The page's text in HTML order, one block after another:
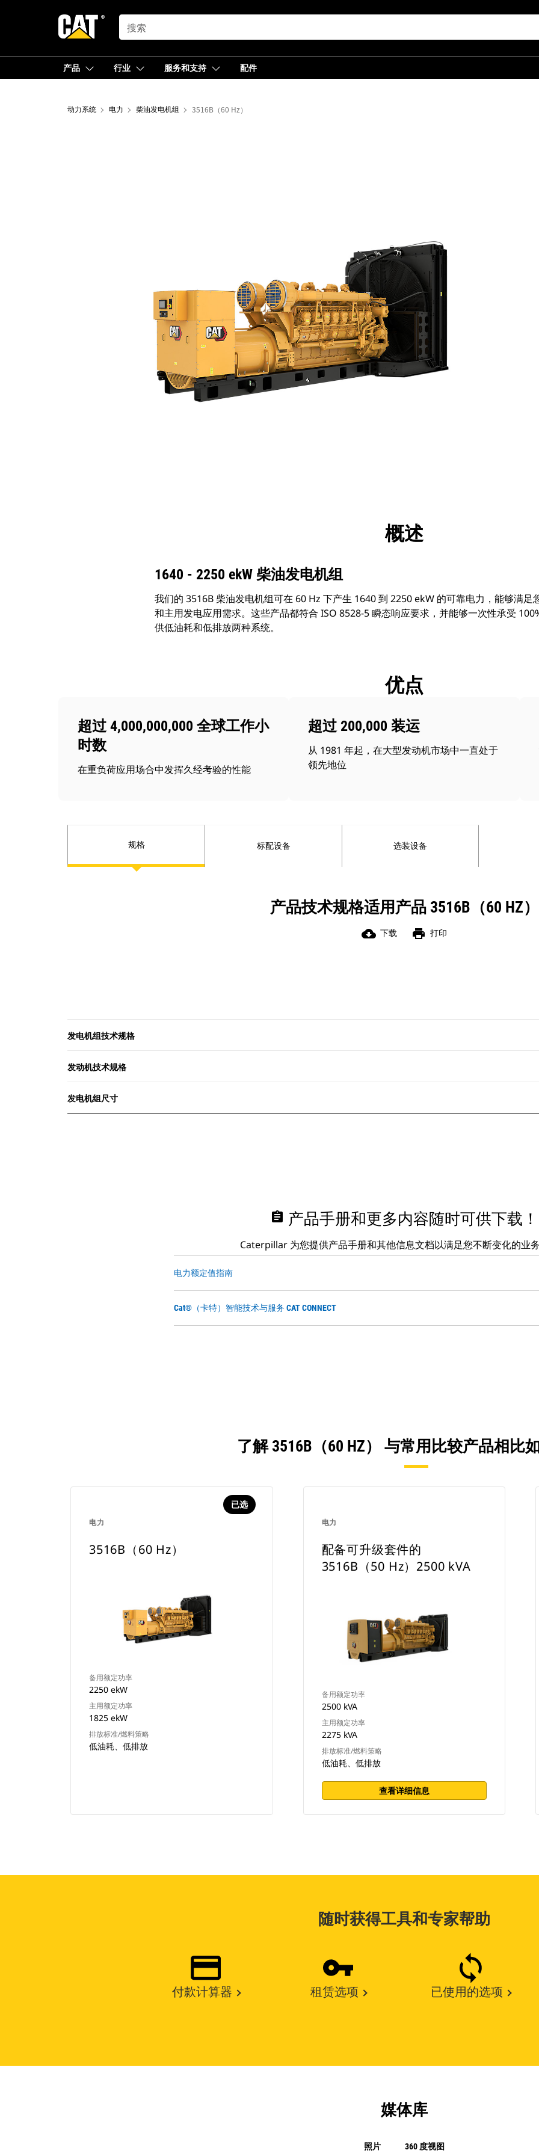
SEARCH
产品 行业 服务和支持 配件
动力系统 电力 柴油发电机组 3516B（60 Hz）
展示
概述
1640 - 2250 ekW 柴油发电机组
我们的 3516B 柴油发电机组可在 60 Hz 下产生 1640 到 2250 ekW 的可靠电力，能够满足
和主用发电应用需求。这些产品都符合 ISO 8528-5 瞬态响应要求，并能够一次性承受
供低油耗和低排放两种系统。
优点
超过 4,000,000,000 全球工作小
时数
在重负荷应用场合中发挥久经考验的性能
超过 200,000 装运
从 1981 年起，在大型发动机市场中一直处于
领先地位
规格 标配设备 选装设备
产品技术规格适用产品 3516B（60 HZ）
cloud_download 下载 print 打印
发电机组技术规格
发动机技术规格
发电机组尺寸
assignment 产品手册和更多内容随时可供下载！
Caterpillar 为您提供产品手册和其他信息文档以满足您不断变化的业
电力额定值指南
Cat®（卡特）智能技术与服务 CAT CONNECT
了解 3516B（60 HZ） 与常用比较产品相比
电力
已选
3516B（60 Hz）
备用额定功率
2250 ekW
主用额定功率
1825 ekW
排放标准/燃料策略
低油耗、低排放
电力
配备可升级套件的
3516B（50 Hz）2500 kVA
备用额定功率
2500 kVA
主用额定功率
2275 kVA
排放标准/燃料策略
低油耗、低排放
查看详细信息
随时获得工具和专家帮助
付款计算器 租赁选项 已使用的选项
媒体库
照片 360 度视图